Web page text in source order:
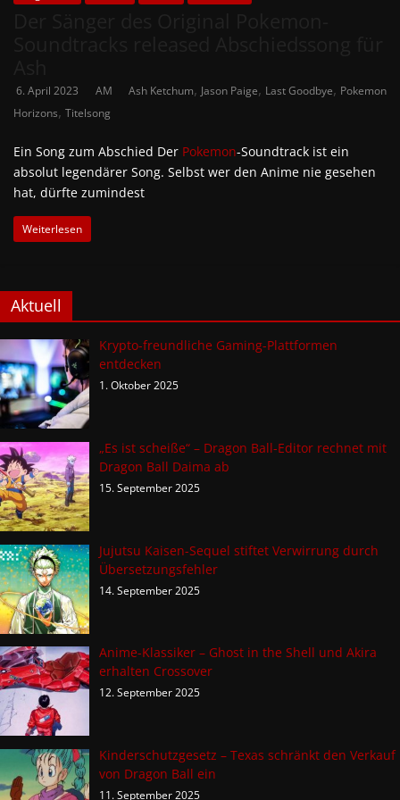
6. April 2023 AM Ash Ketchum, Jason Paige, Last Goodbye, Pokemon
Horizons, Titelsong
Ein Song zum Abschied Der Pokemon-Soundtrack ist ein
absolut legendärer Song. Selbst wer den Anime nie gesehen
hat, dürfte zumindest
Weiterlesen
Aktuell
Krypto-freundliche Gaming-Plattformen
entdecken
1. Oktober 2025
„Es ist scheiße“ – Dragon Ball-Editor rechnet mit
Dragon Ball Daima ab
15. September 2025
Jujutsu Kaisen-Sequel stiftet Verwirrung durch
Übersetzungsfehler
14. September 2025
Anime-Klassiker – Ghost in the Shell und Akira
erhalten Crossover
12. September 2025
Kinderschutzgesetz – Texas schränkt den Verkauf
von Dragon Ball ein
11. September 2025